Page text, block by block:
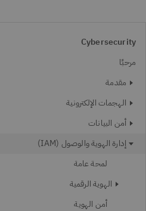
Cybersecurity
مرحبًا
مقدمة
الهجمات الإلكترونية
أمن البيانات
إدارة الهوية والوصول (IAM)
لمحة عامة
الهوية الرقمية
أمن الهوية